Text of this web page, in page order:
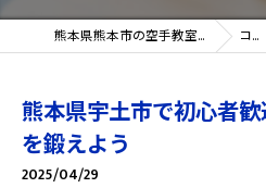
熊本県熊本市の空手教室なら正道会館タクミ道場 コラム
熊本県宇土市で初心者
を鍛えよう
2025/04/29